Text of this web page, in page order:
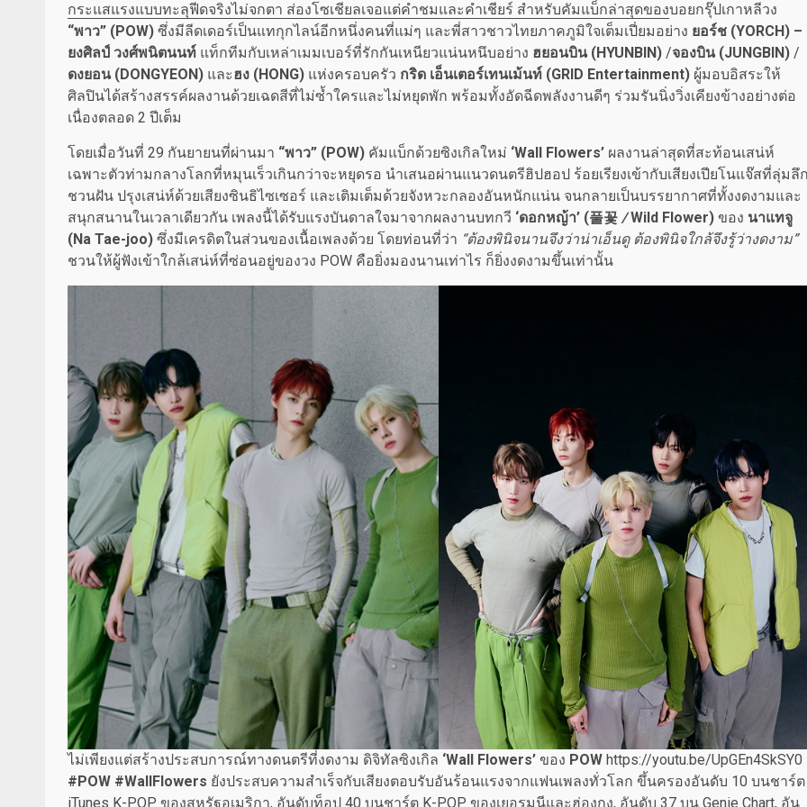
กระแสแรงแบบทะลุฟีดจริงไม่จกตา ส่องโซเชียลเจอแต่คำชมและคำเชียร์ สำหรับคัมแบ็กล่าสุดของบอยกรุ๊ปเกาหลีวง
“พาว” (POW) ซึ่งมีลีดเดอร์เป็นแทกุกไลน์อีกหนึ่งคนที่แม่ๆ และพี่สาวชาวไทยภาคภูมิใจเต็มเปี่ยมอย่าง ยอร์ช (YORCH) –
ยงศิลป์ วงศ์พนิตนนท์ แท็กทีมกับเหล่าเมมเบอร์ที่รักกันเหนียวแน่นหนึบอย่าง ฮยอนบิน (HYUNBIN) /จองบิน (JUNGBIN) /
ดงยอน (DONGYEON) และฮง (HONG) แห่งครอบครัว กริด เอ็นเตอร์เทนเม้นท์ (GRID Entertainment) ผู้มอบอิสระให้
ศิลปินได้สร้างสรรค์ผลงานด้วยเฉดสีที่ไม่ซ้ำใครและไม่หยุดพัก พร้อมทั้งอัดฉีดพลังงานดีๆ ร่วมรันนิ่งวิ่งเคียงข้างอย่างต่อ
เนื่องตลอด 2 ปีเต็ม
โดยเมื่อวันที่ 29 กันยายนที่ผ่านมา “พาว” (POW) คัมแบ็กด้วยซิงเกิลใหม่ ‘Wall Flowers’ ผลงานล่าสุดที่สะท้อนเสน่ห์
เฉพาะตัวท่ามกลางโลกที่หมุนเร็วเกินกว่าจะหยุดรอ นำเสนอผ่านแนวดนตรีฮิปฮอป ร้อยเรียงเข้ากับเสียงเปียโนแจ๊สที่ลุ่มลึ
ชวนฝัน ปรุงเสน่ห์ด้วยเสียงซินธิไซเซอร์ และเติมเต็มด้วยจังหวะกลองอันหนักแน่น จนกลายเป็นบรรยากาศที่ทั้งงดงามและ
สนุกสนานในเวลาเดียวกัน เพลงนี้ได้รับแรงบันดาลใจมาจากผลงานบทกวี ‘ดอกหญ้า’ (풀꽃 /Wild Flower) ของ นาแทจู
(Na Tae-joo) ซึ่งมีเครดิตในส่วนของเนื้อเพลงด้วย โดยท่อนที่ว่า “ต้องพินิจนานจึงว่าน่าเอ็นดู ต้องพินิจใกล้จึงรู้ว่างดงาม”
ชวนให้ผู้ฟังเข้าใกล้เสน่ห์ที่ซ่อนอยู่ของวง POW คือยิ่งมองนานเท่าไร ก็ยิ่งงดงามขึ้นเท่านั้น
ไม่เพียงแต่สร้างประสบการณ์ทางดนตรีที่งดงาม ดิจิทัลซิงเกิล ‘Wall Flowers’ ของ POW https://youtu.be/UpGEn4SkSY0
#POW #WallFlowers ยังประสบความสำเร็จกับเสียงตอบรับอันร้อนแรงจากแฟนเพลงทั่วโลก ขึ้นครองอันดับ 10 บนชาร์ต
iTunes K-POP ของสหรัฐอเมริกา, อันดับท็อป 40 บนชาร์ต K-POP ของเยอรมนีและฮ่องกง, อันดับ 37 บน Genie Chart, อัน